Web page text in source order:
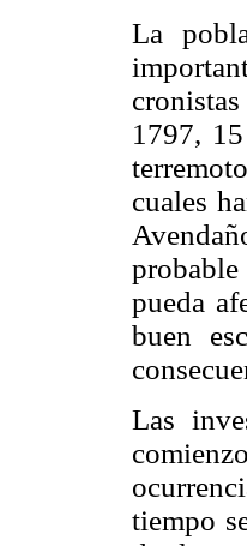
La
1797,
cuales
pueda
buen
Las
tiempo